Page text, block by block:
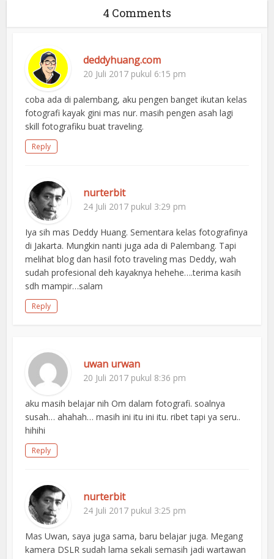
4 Comments
deddyhuang.com
20 Juli 2017 pukul 6:15 pm
coba ada di palembang, aku pengen banget ikutan kelas
fotografi kayak gini mas nur. masih pengen asah lagi
skill fotografiku buat traveling.
Reply
nurterbit
24 Juli 2017 pukul 3:29 pm
Iya sih mas Deddy Huang. Sementara kelas fotografinya
di Jakarta. Mungkin nanti juga ada di Palembang. Tapi
melihat blog dan hasil foto traveling mas Deddy, wah
sudah profesional deh kayaknya hehehe….terima kasih
sdh mampir…salam
Reply
uwan urwan
20 Juli 2017 pukul 8:36 pm
aku masih belajar nih Om dalam fotografi. soalnya
susah… ahahah… masih ini itu ini itu. ribet tapi ya seru..
hihihi
Reply
nurterbit
24 Juli 2017 pukul 3:25 pm
Mas Uwan, saya juga sama, baru belajar juga. Megang
kamera DSLR sudah lama sekali semasih jadi wartawan